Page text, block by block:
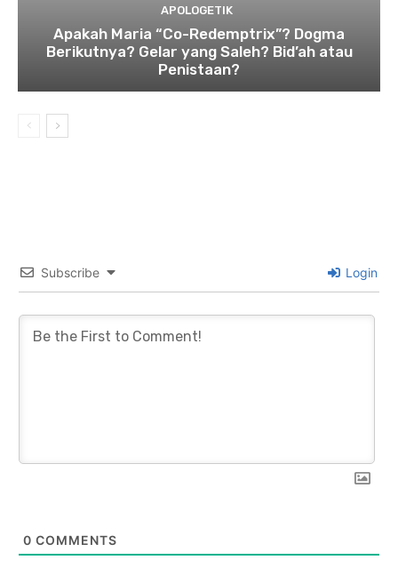
APOLOGETIK
Apakah Maria “Co-Redemptrix”? Dogma
Berikutnya? Gelar yang Saleh? Bid’ah atau
Penistaan?
Subscribe Login
0 COMMENTS